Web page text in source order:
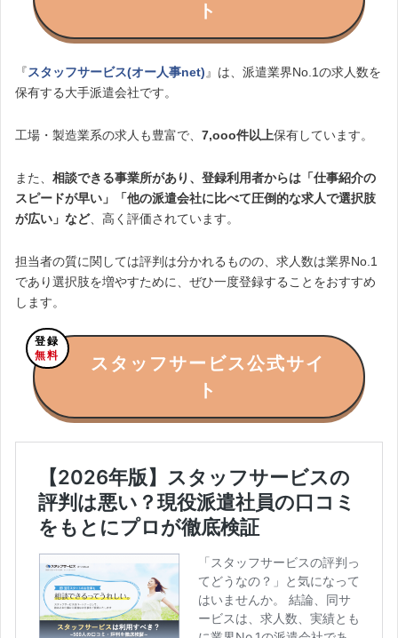
ト
『スタッフサービス(オー人事net) 』は、派遣業界No.1の求人数を
保有する大手派遣会社です。
工場・製造業系の求人も豊富で、 7,ooo件以上保有しています。
また、 相談できる事業所があり、登録利用者からは「仕事紹介の
スピードが早い」「他の派遣会社に比べて圧倒的な求人で選択肢
が広い」など、高く評価されています。
担当者の質に関しては評判は分かれるものの、求人数は業界No.1
であり選択肢を増やすために、ぜひ一度登録することをおすすめ
します。
登録
無料
スタッフサービス公式サイ
ト